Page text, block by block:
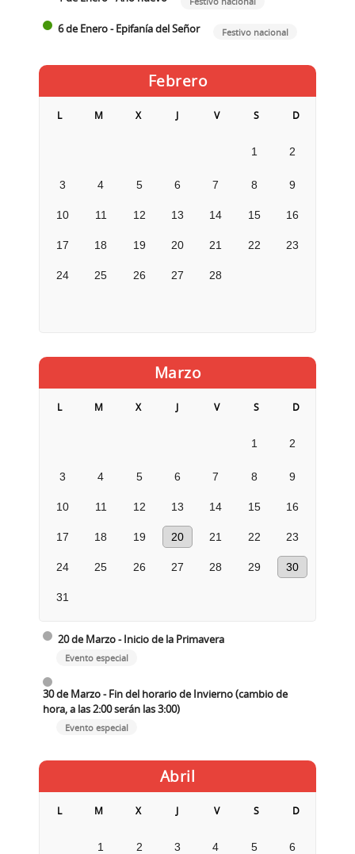
6 de Enero - Epifanía del Señor Festivo nacional
Febrero
L M X J V S D
1 2
3 4 5 6 7 8 9
10 11 12 13 14 15 16
17 18 19 20 21 22 23
24 25 26 27 28
Marzo
L M X J V S D
1 2
3 4 5 6 7 8 9
10 11 12 13 14 15 16
17 18 19 20 21 22 23
24 25 26 27 28 29 30
31
20 de Marzo - Inicio de la Primavera
Evento especial
30 de Marzo - Fin del horario de Invierno (cambio de
hora, a las 2:00 serán las 3:00)
Evento especial
Abril
L M X J V S D
1 2 3 4 5 6